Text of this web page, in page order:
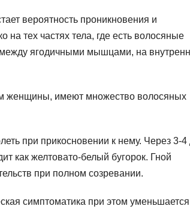
вероятность проникновения и
на тех частях тела, где есть волосяные
ягодичными мышцами, на
женщины, имеют множество волосяных
при прикосновении к нему. Через 3-4
как желтовато-белый бугорок. Гной
при полном созревании.
симптоматика при этом